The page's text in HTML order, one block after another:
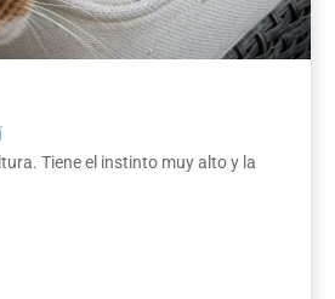
Tiene el instinto muy alto y la